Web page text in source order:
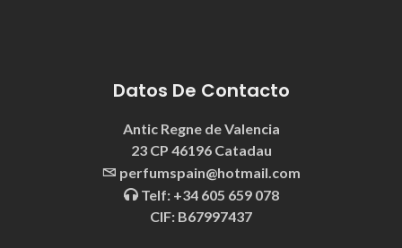
Datos De Contacto
Antic Regne de Valencia
23 CP 46196 Catadau
perfumspain@hotmail.com
Telf: +34 605 659 078
CIF: B67997437